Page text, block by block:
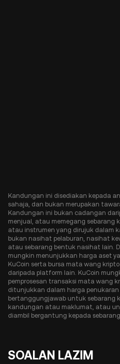
Kandungan ini disediakan kepada
sahaja, dan bukan merupakan
Kandungan ini bukan cadangan
menjual, atau memegang sebarang
atau instrumen yang dirujuk dalam
bukan nasihat pelaburan, nasihat
atau sebarang bentuk nasihat lain.
mungkin menunjukkan harga aset
KuCoin serta bursa mata wang
daripada platform lain. KuCoin
pemprosesan transaksi mata wang
ditunjukkan dalam harga
bertanggungjawab untuk sebarang
kandungan atau maklumat, atau
diambil bergantung kepada
SOALAN LAZIM